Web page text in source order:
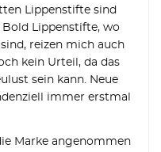
Lippenstifte sind
Bold Lippenstifte, wo
reizen mich auch
kein Urteil, da das
sein kann. Neue
immer erstmal
Marke angenommen